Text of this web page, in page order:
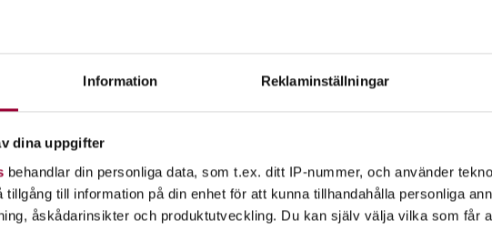
Information Reklaminställningar
dina uppgifter
behandlar din personliga data, som t.ex. ditt IP-nummer, och använder
till information på din enhet för att kunna tillhandahålla personliga
åskådarinsikter och produktutveckling. Du kan själv välja vilka som får
Falk som är lärare, folkhälsovetare
för hållbar hälsa, filosofi och livsfrågor.
filosofisk praxis
tillfälle sker till